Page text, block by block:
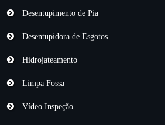
Desentupimento de Pia
Desentupidora de Esgotos
Hidrojateamento
Limpa Fossa
Vídeo Inspeção